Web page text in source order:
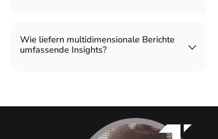
Wie liefern multidimensionale Berichte
umfassende Insights?